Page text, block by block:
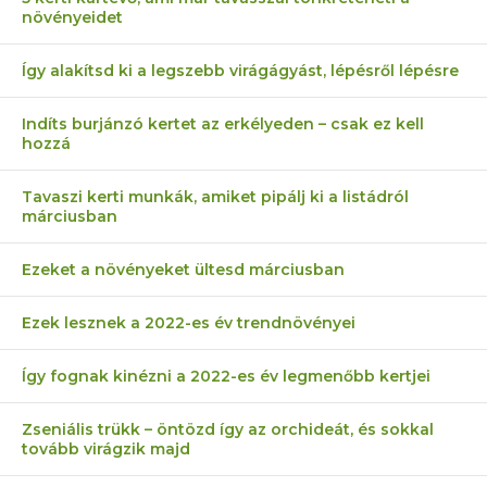
növényeidet
Így alakítsd ki a legszebb virágágyást, lépésről lépésre
Indíts burjánzó kertet az erkélyeden – csak ez kell
hozzá
Tavaszi kerti munkák, amiket pipálj ki a listádról
márciusban
Ezeket a növényeket ültesd márciusban
Ezek lesznek a 2022-es év trendnövényei
Így fognak kinézni a 2022-es év legmenőbb kertjei
Zseniális trükk – öntözd így az orchideát, és sokkal
tovább virágzik majd